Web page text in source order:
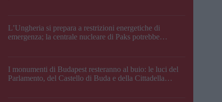
L’Ungheria si prepara a restrizioni energetiche di
emergenza; la centrale nucleare di Paks potrebbe
I monumenti di Budapest resteranno al buio: le luci del
Parlamento, del Castello di Buda e della Cittadella